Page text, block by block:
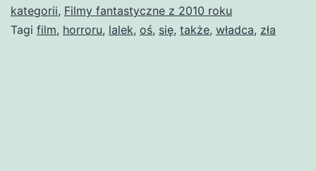
kategorii, Filmy fantastyczne z 2010 roku
Tagi film, horroru, lalek, oś, się, także, władca, zła